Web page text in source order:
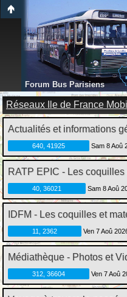
Forum Bus Parisiens
Réseaux Ile de France
Actualités et informations
640, 41925 Sam 8 Aoû
RATP EPIC - Les
40, 36021 Sam 8 Aoû
IDFM - Les coquilles et
11, 2362 Ven 7 Aoû
Médiathèque - Photos et
312, 36604 Ven 7 Aoû